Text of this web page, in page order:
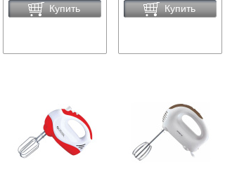
Купить Купить